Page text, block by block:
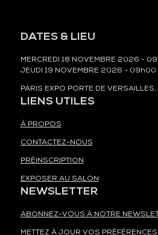
DATES & LIEU
MERCREDI 18 NOVEMBRE 2026 -
JEUDI 19 NOVEMBRE 2026 - 09h00
PARIS EXPO PORTE DE
LIENS UTILES
À PROPOS
CONTACTEZ-NOUS
PRÉINSCRIPTION
EXPOSER AU SALON
NEWSLETTER
ABONNEZ-VOUS À NOTRE
METTEZ À JOUR VOS